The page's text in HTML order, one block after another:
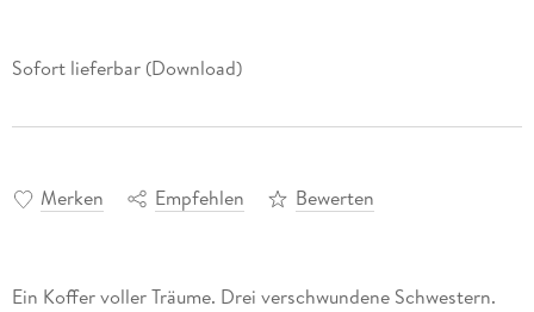
Sofort lieferbar (Download)
Merken Empfehlen Bewerten
Ein Koffer voller Träume. Drei verschwundene Schwestern.